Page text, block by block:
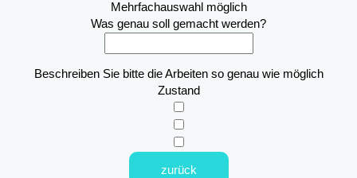
Mehrfachauswahl möglich
Was genau soll gemacht werden?
Beschreiben Sie bitte die Arbeiten so genau wie möglich
Zustand
zurück